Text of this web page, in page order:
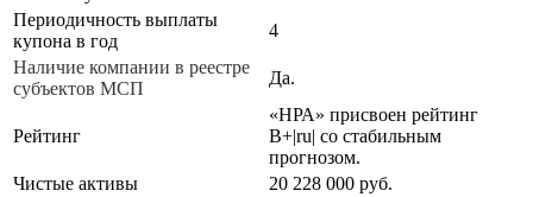
Периодичность выплаты
купона в год
4
Наличие компании в реестре
субъектов МСП
Да.
Рейтинг
«НРА» присвоен рейтинг
В+|ru| со стабильным
прогнозом.
Чистые активы
20 228 000 руб.